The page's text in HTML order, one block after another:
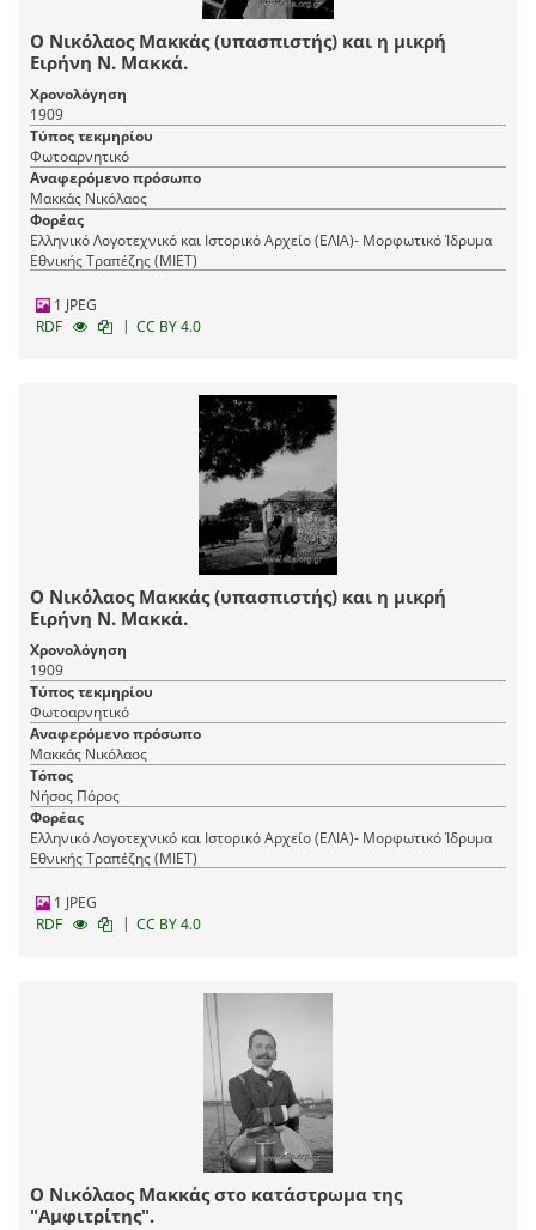
Ο Νικόλαος Μακκάς (υπασπιστής) και η μικρή
Ειρήνη Ν. Μακκά.
Χρονολόγηση
1909
Τύπος τεκμηρίου
Φωτοαρνητικό
Αναφερόμενο πρόσωπο
Μακκάς Νικόλαος
Φορέας
Ελληνικό Λογοτεχνικό και Ιστορικό Αρχείο (ΕΛΙΑ)- Μορφωτικό Ίδρυμα
Εθνικής Τραπέζης (ΜΙΕΤ)
1 JPEG
RDF
| CC BY 4.0
Ο Νικόλαος Μακκάς (υπασπιστής) και η μικρή
Ειρήνη Ν. Μακκά.
Χρονολόγηση
1909
Τύπος τεκμηρίου
Φωτοαρνητικό
Αναφερόμενο πρόσωπο
Μακκάς Νικόλαος
Τόπος
Νήσος Πόρος
Φορέας
Ελληνικό Λογοτεχνικό και Ιστορικό Αρχείο (ΕΛΙΑ)- Μορφωτικό Ίδρυμα
Εθνικής Τραπέζης (ΜΙΕΤ)
1 JPEG
RDF
| CC BY 4.0
Ο Νικόλαος Μακκάς στο κατάστρωμα της
"Αμφιτρίτης".